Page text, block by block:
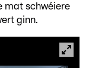
mat schwéiere
ginn.